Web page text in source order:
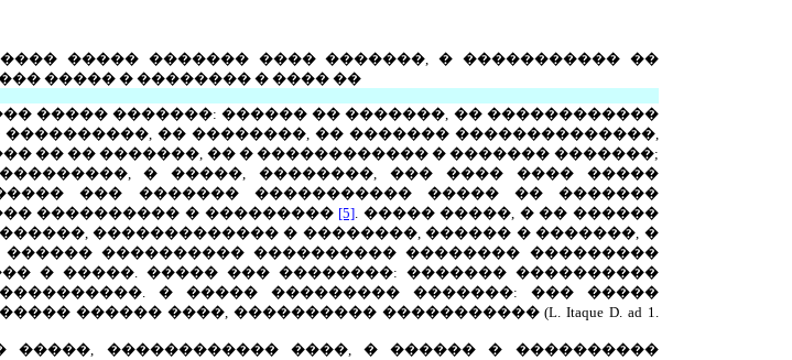
����� ������� ���� �������, � ����������� ��
����� � �������� � ���� ��
����� �������: ������ �� �������, �� ������������
�� ��������, �� ������� ��������������,
�� �� �������, �� � ������������ � ������� �������;
� �����, ��������, ��� ���� ���� �����
��� ������� ����������� ����� �� �������
���������� � ��������� [5]. ����� �����, � �� ������
������������� � ��������, ������ � �������, �
���������� ���������� �������� ���������
� �����. ����� ��� ��������: ������� ����������
� ����� ��������� �������: ��� �����
������ ����, ���������� ����������� (L.Itaque D. ad1.
�����, ������������ ����, � ������ � ����������